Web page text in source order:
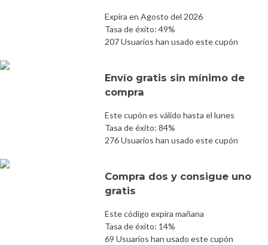
Expira en Agosto del 2026
Tasa de éxito: 49%
207 Usuarios han usado este cupón
Envío gratis sin mínimo de
compra
Este cupón es válido hasta el lunes
Tasa de éxito: 84%
276 Usuarios han usado este cupón
Compra dos y consigue uno
gratis
Este código expira mañana
Tasa de éxito: 14%
69 Usuarios han usado este cupón